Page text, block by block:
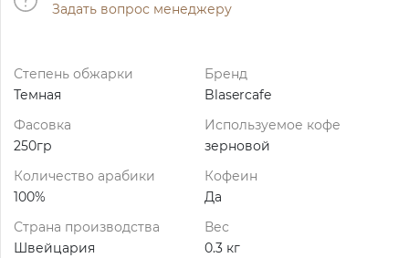
Задать вопрос менеджеру
Степень обжарки
Темная
Бренд
Blasercafe
Фасовка
250гр
Используемое кофе
зерновой
Количество арабики
100%
Кофеин
Да
Страна производства
Швейцария
Вес
0.3 кг